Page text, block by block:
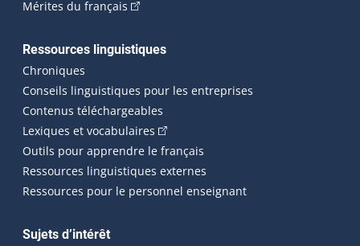
Mérites du français (Cet hyperlien externe s'ouvrira dans une
Ressources linguistiques
Chroniques
Conseils linguistiques pour les entreprises
Contenus téléchargeables
Lexiques et vocabulaires (Cet hyperlien externe s'ouvrira
Outils pour apprendre le français
Ressources linguistiques externes
Ressources pour le personnel enseignant
Sujets d’intérêt